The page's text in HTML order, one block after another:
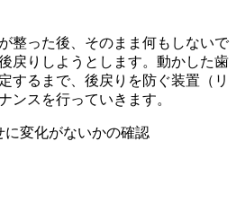
整った後、そのまま何もしないで
戻りしようとします。動かした歯
するまで、後戻りを防ぐ装置（リ
ンスを行っていきます。
に変化がないかの確認